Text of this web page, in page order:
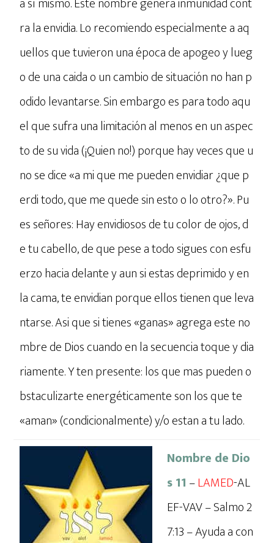
ra la envidia. Lo recomiendo especialmente a aq
uellos que tuvieron una época de apogeo y lueg
o de una caida o un cambio de situación no han p
odido levantarse. Sin embargo es para todo aqu
el que sufra una limitación al menos en un aspec
to de su vida (¡Quien no!) porque hay veces que u
no se dice «a mi que me pueden envidiar ¿que p
erdi todo, que me quede sin esto o lo otro?». Pu
es señores: Hay envidiosos de tu color de ojos, d
e tu cabello, de que pese a todo sigues con esfu
erzo hacia delante y aun si estas deprimido y en
la cama, te envidian porque ellos tienen que leva
ntarse. Asi que si tienes «ganas» agrega este no
mbre de Dios cuando en la secuencia toque y dia
riamente. Y ten presente: los que mas pueden o
bstaculizarte energéticamente son los que te
«aman» (condicionalmente) y/o estan a tu lado.
Nombre de Dio
s 11 –LAMED-AL
EF-VAV – Salmo 2
7:13 – Ayuda a con